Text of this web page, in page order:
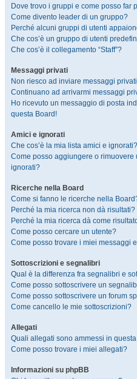
Dove trovo i gruppi e come posso far
Come divento leader di un gruppo?
Perché alcuni gruppi di utenti
Che cos’è un gruppo di utenti
Che cos’è il collegamento “Staff”?
Messaggi privati
Non riesco ad inviare messaggi
Continuano ad arrivarmi messaggi
Ho ricevuto un messaggio di posta
questa Board!
Amici e ignorati
Che cos’è la mia lista amici e ignorati?
Come posso aggiungere o
ignorati?
Ricerche nella Board
Come si fanno le ricerche nella
Perché la mia ricerca non dà risultati?
Perché la mia ricerca dà come
Come posso cercare un utente?
Come posso trovare i miei messaggi
Sottoscrizioni e segnalibri
Qual è la differenza fra segnalibri e
Come posso sottoscrivere un
Come posso sottoscrivere un forum
Come cancello le mie sottoscrizioni?
Allegati
Quali allegati sono ammessi in
Come posso trovare i miei allegati?
Informazioni su phpBB